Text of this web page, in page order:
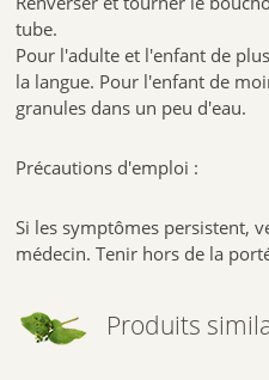
tube.
Pour l'adulte et l'enfant de
la langue. Pour l'enfant de
granules dans un peu d'eau.
Précautions d'emploi :
Si les symptômes persistent,
médecin. Tenir hors de la
Produits